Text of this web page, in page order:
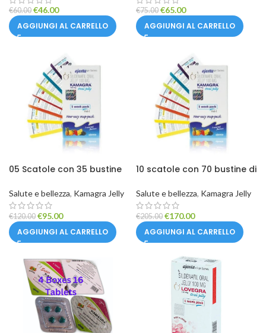
€60.00 €46.00
AGGIUNGI AL CARRELLO
€75.00 €65.00
AGGIUNGI AL CARRELLO
05 Scatole con 35 bustine
Salute e bellezza, Kamagra Jelly
€120.00 €95.00
AGGIUNGI AL CARRELLO
10 scatole con 70 bustine di
Salute e bellezza, Kamagra Jelly
€205.00 €170.00
AGGIUNGI AL CARRELLO